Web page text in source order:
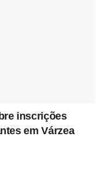
inscrições
em Várzea